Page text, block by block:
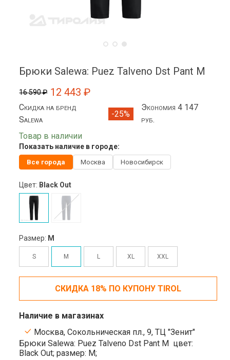
Брюки Salewa: Puez Talveno Dst Pant M
16 590 ₽ 12 443 ₽
Скидка на бренд
Salewa
-25%
Экономия 4 147
руб.
Товар в наличии
Показать наличие в городе:
Все города Москва Новосибирск
Цвет: Black Out
Размер: M
S M L XL XXL
СКИДКА 18% ПО КУПОНУ TIROL
Наличие в магазинах
Москва, Сокольническая пл., 9, ТЦ "Зенит"
Брюки Salewa: Puez Talveno Dst Pant M цвет:
Black Out;размер: M;